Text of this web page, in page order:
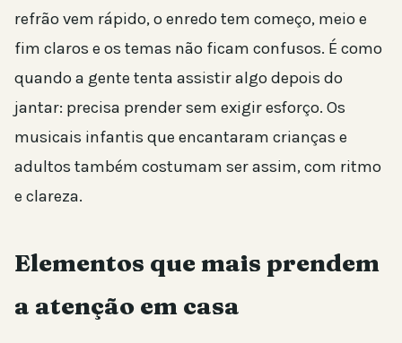
refrão vem rápido, o enredo tem começo, meio e
fim claros e os temas não ficam confusos. É como
quando a gente tenta assistir algo depois do
jantar: precisa prender sem exigir esforço. Os
musicais infantis que encantaram crianças e
adultos também costumam ser assim, com ritmo
e clareza.
Elementos que mais prendem
a atenção em casa